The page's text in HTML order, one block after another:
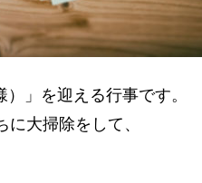
」を迎える行事です。
大掃除をして、